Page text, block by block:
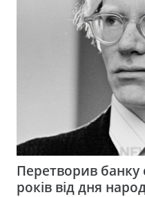
Перетворив банку
років від дня